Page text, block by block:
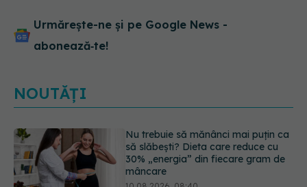
urmă cu 10 ani
Urmărește-ne și pe Google News -
abonează‑te!
NOUTĂȚI
Reclamele din platformele medicale
AI pot influența prescrierea
medicamentelor
09.08.2026, 21:00